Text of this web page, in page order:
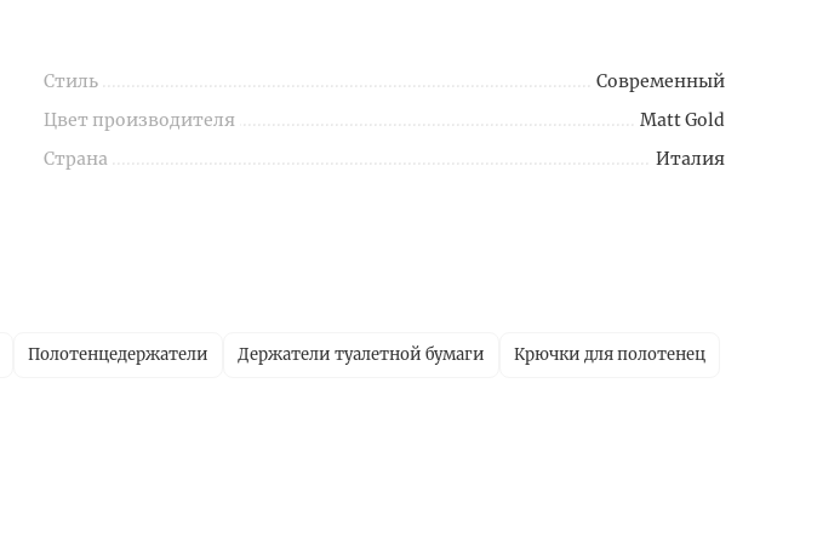
Стиль
Современный
Цвет производителя
Matt Gold
Страна
Италия
Полотенцедержатели Держатели туалетной бумаги Крючки для полотенец